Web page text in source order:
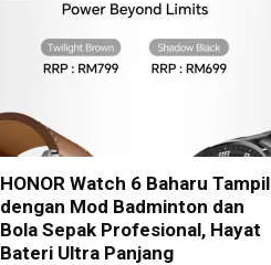
HONOR Watch 6 Baharu Tampil
dengan Mod Badminton dan
Bola Sepak Profesional, Hayat
Bateri Ultra Panjang